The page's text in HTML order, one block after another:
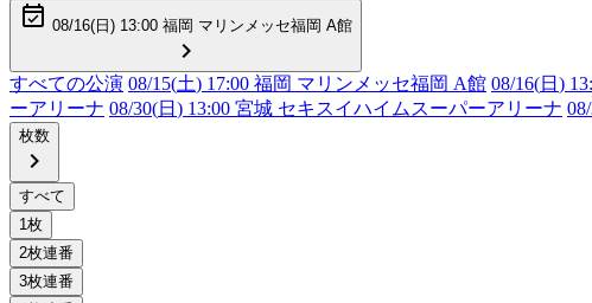
event_available 08/16( 日 ) 13:00 福岡 マリンメッセ福岡 A館
chevron_right
すべての公演 08/15(土) 17:00 福岡 マリンメッセ福岡 A館 08/16(日 )
ーアリーナ 08/30(日 ) 13:00 宮城 セキスイハイムスーパーアリーナ
枚数
chevron_right